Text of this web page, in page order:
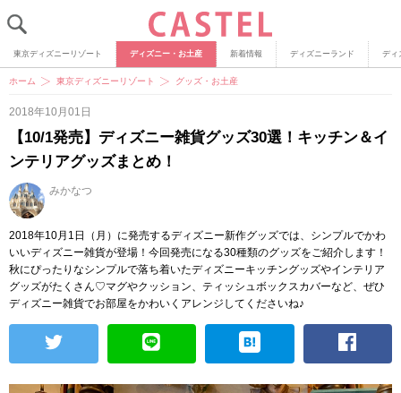
東京ディズニーリゾート ディズニー・お土産 新着情報 ディズニーランド ディ
ホーム 東京ディズニーリゾート グッズ・お土産
2018年10月01日
【10/1発売】ディズニー雑貨グッズ30選！キッチン＆イ
ンテリアグッズまとめ！
みかなつ
2018年10月1日（月）に発売するディズニー新作グッズでは、シンプルでかわ
いいディズニー雑貨が登場！今回発売になる30種類のグッズをご紹介します！
秋にぴったりなシンプルで落ち着いたディズニーキッチングッズやインテリア
グッズがたくさん♡マグやクッション、ティッシュボックスカバーなど、ぜひ
ディズニー雑貨でお部屋をかわいくアレンジしてくださいね♪